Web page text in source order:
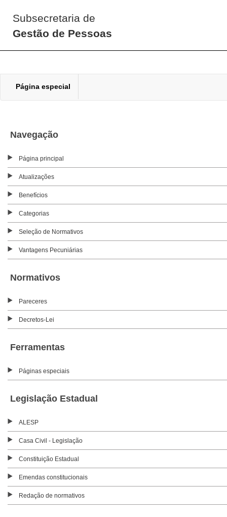
Subsecretaria de
Gestão de Pessoas
Página especial
Navegação
Página principal
Atualizações
Benefícios
Categorias
Seleção de Normativos
Vantagens Pecuniárias
Normativos
Pareceres
Decretos-Lei
Ferramentas
Páginas especiais
Legislação Estadual
ALESP
Casa Civil - Legislação
Constituição Estadual
Emendas constitucionais
Redação de normativos